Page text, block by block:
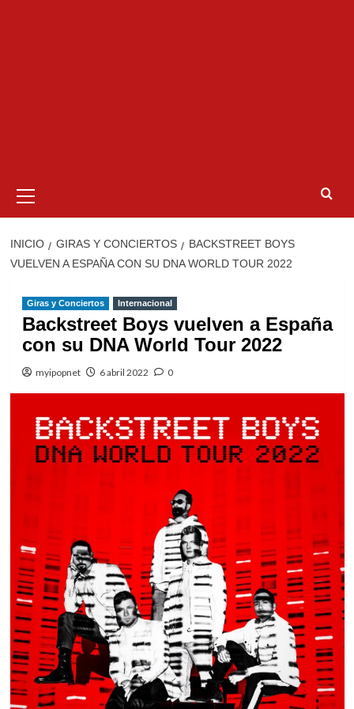
primario
INICIO GIRAS Y CONCIERTOS
BACKSTREET BOYS
VUELVEN A ESPAÑA CON SU DNA WORLD TOUR 2022
Giras y Conciertos Internacional
Backstreet Boys vuelven a España
con su DNA World Tour 2022
myipopnet 6 abril 2022 0